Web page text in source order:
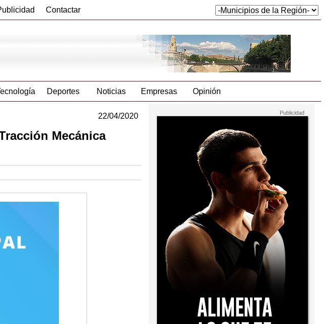
Contactar
Deportes Noticias Empresas Opinión
22/04/2020
Mecánica